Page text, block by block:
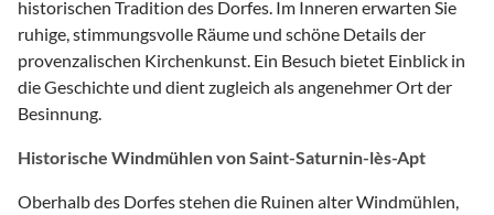
historischen Tradition des Dorfes. Im Inneren erwarten Sie
ruhige, stimmungsvolle Räume und schöne Details der
provenzalischen Kirchenkunst. Ein Besuch bietet Einblick in
die Geschichte und dient zugleich als angenehmer Ort der
Besinnung.
Historische Windmühlen von Saint-Saturnin-lès-Apt
Oberhalb des Dorfes stehen die Ruinen alter Windmühlen,